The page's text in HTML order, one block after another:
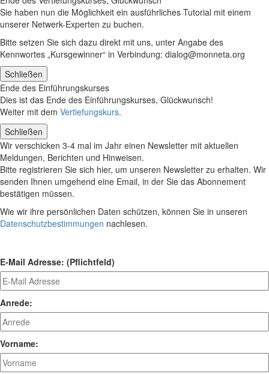
Sie haben nun die Möglichkeit ein ausführliches Tutorial mit einem
unserer Netwerk-Experten zu buchen.
Bitte setzen Sie sich dazu direkt mit uns, unter Angabe des
Kennwortes „Kursgewinner“ in Verbindung: dialog@monneta.org
Schließen
Ende des Einführungskurses
Dies ist das Ende des Einführungskurses, Glückwunsch!
Weiter mit dem Vertiefungskurs.
Schließen
Wir verschicken 3-4 mal im Jahr einen Newsletter mit aktuellen
Meldungen, Berichten und Hinweisen.
Bitte registrieren Sie sich hier, um unseren Newsletter zu erhalten. Wir
senden Ihnen umgehend eine Email, in der Sie das Abonnement
bestätigen müssen.
Wie wir ihre persönlichen Daten schützen, können Sie in unseren
Datenschutzbestimmungen nachlesen.
E-Mail Adresse: (Pflichtfeld)
Anrede:
Vorname: